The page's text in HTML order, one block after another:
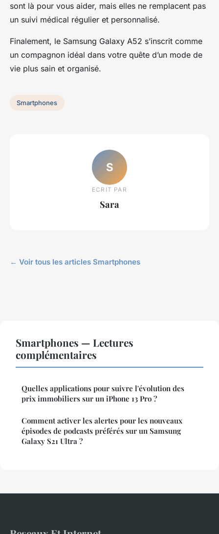
sont là pour vous aider, mais elles ne remplacent pas
un suivi médical régulier et personnalisé.
Finalement, le Samsung Galaxy A52 s’inscrit comme
un compagnon idéal dans votre quête d’un mode de
vie plus sain et organisé.
Smartphones
S
ECRIT PAR
Sara
← Voir tous les articles Smartphones
Smartphones — Lectures
complémentaires
Quelles applications pour suivre l'évolution des
prix immobiliers sur un iPhone 13 Pro ?
Comment activer les alertes pour les nouveaux
épisodes de podcasts préférés sur un Samsung
Galaxy S21 Ultra ?